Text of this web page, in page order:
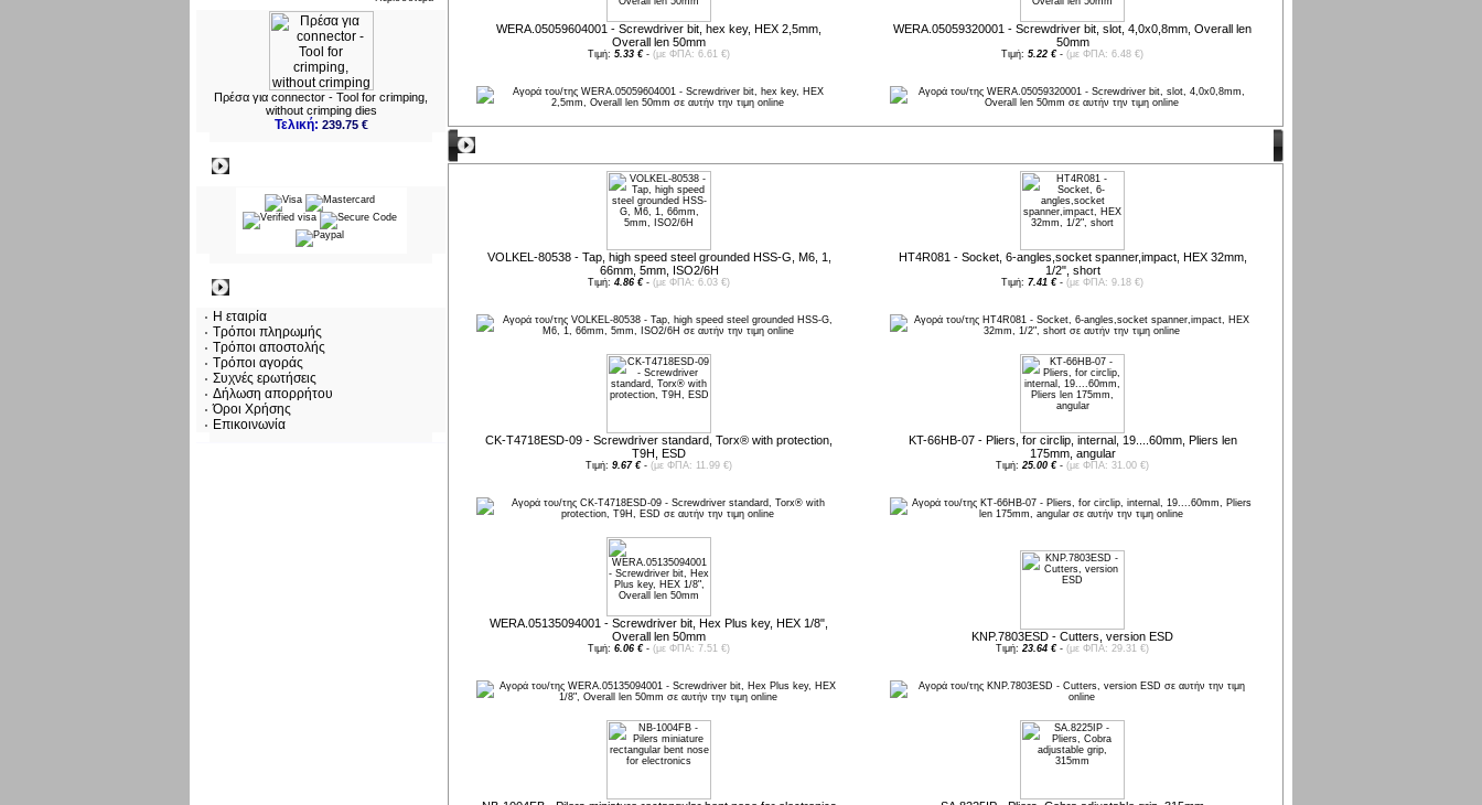
Πρέσα για connector - Tool for crimping,
without crimping dies
Τελική: 239.75 €
Η εταιρία
Τρόποι πληρωμής
Τρόποι αποστολής
Τρόποι αγοράς
Συχνές ερωτήσεις
Δήλωση απορρήτου
Όροι Χρήσης
Επικοινωνία
WERA.05059604001 - Screwdriver bit, hex key, HEX 2,5mm,
Overall len 50mm
Τιμή: 5.33 €- (με ΦΠΑ: 6.61 €)
WERA.05059320001 - Screwdriver bit, slot, 4,0x0,8mm, Overall len
50mm
Τιμή: 5.22 €- (με ΦΠΑ: 6.48 €)
VOLKEL-80538 - Tap, high speed steel grounded HSS-G, M6, 1,
66mm, 5mm, ISO2/6H
Τιμή: 4.86 €- (με ΦΠΑ: 6.03 €)
HT4R081 - Socket, 6-angles,socket spanner,impact, HEX 32mm,
1/2", short
Τιμή: 7.41 €- (με ΦΠΑ: 9.18 €)
CK-T4718ESD-09 - Screwdriver standard, Torx® with protection,
T9H, ESD
Τιμή: 9.67 €- (με ΦΠΑ: 11.99 €)
KT-66HB-07 - Pliers, for circlip, internal, 19....60mm, Pliers len
175mm, angular
Τιμή: 25.00 €- (με ΦΠΑ: 31.00 €)
WERA.05135094001 - Screwdriver bit, Hex Plus key, HEX 1/8",
Overall len 50mm
Τιμή: 6.06 €- (με ΦΠΑ: 7.51 €)
KNP.7803ESD - Cutters, version ESD
Τιμή: 23.64 €- (με ΦΠΑ: 29.31 €)